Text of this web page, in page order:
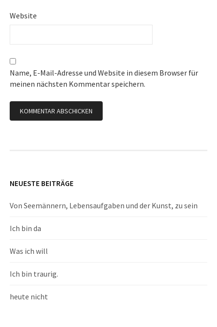
Website
Name, E-Mail-Adresse und Website in diesem Browser für
meinen nächsten Kommentar speichern.
NEUESTE BEITRÄGE
Von Seemännern, Lebensaufgaben und der Kunst, zu sein
Ich bin da
Was ich will
Ich bin traurig.
heute nicht